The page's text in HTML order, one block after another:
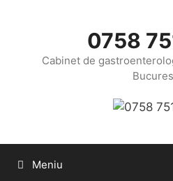
0758
Cabinet de
Meniu